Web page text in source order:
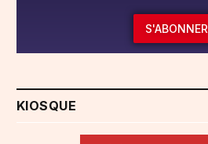
S'ABONNER
KIOSQUE